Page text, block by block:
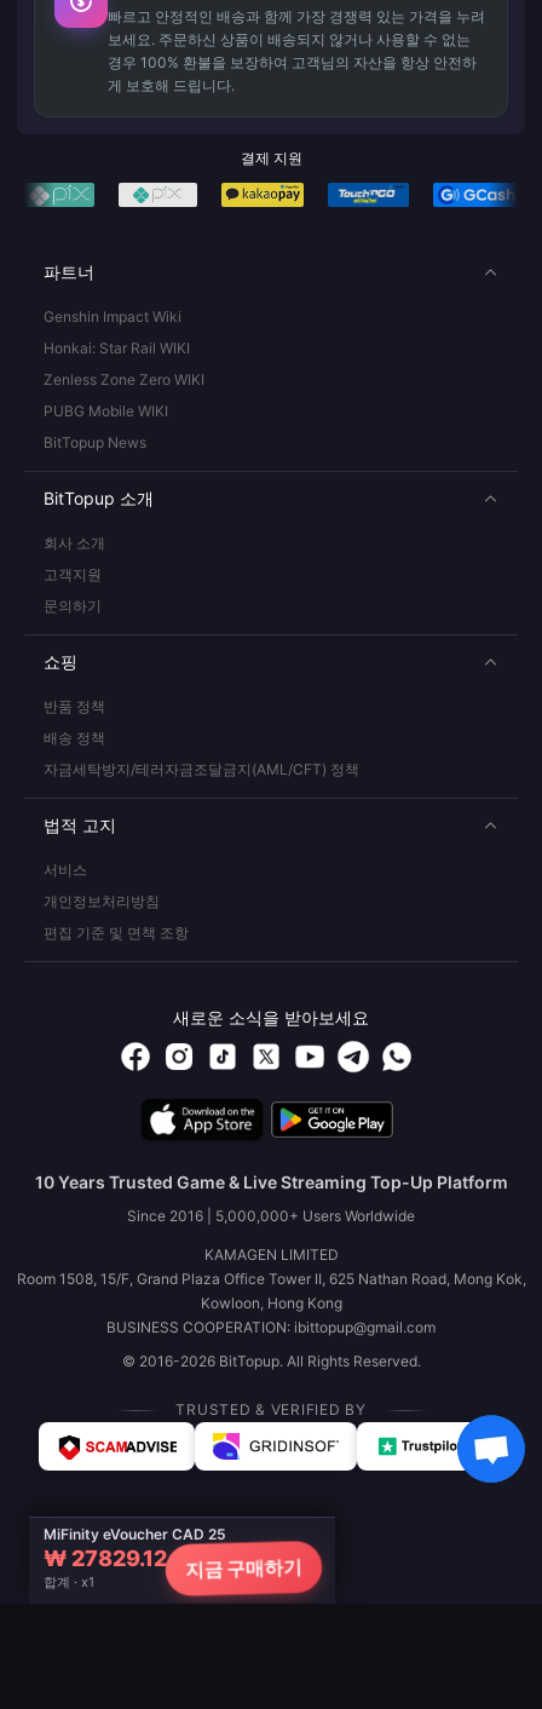
MiFinity eVoucher CAD 25
₩ 27829.12
합계 · x1
지금 구매하기
빠르고 안정적인 배송과 함께 가장 경쟁력 있는 가격을 누려
보세요. 주문하신 상품이 배송되지 않거나 사용할 수 없는
경우 100% 환불을 보장하여 고객님의 자산을 항상 안전하
게 보호해 드립니다.
결제 지원
파트너
Genshin Impact Wiki
Honkai: Star Rail WIKI
Zenless Zone Zero WIKI
PUBG Mobile WIKI
BitTopup News
BitTopup 소개
회사 소개
고객지원
문의하기
쇼핑
반품 정책
배송 정책
자금세탁방지/테러자금조달금지(AML/CFT) 정책
법적 고지
서비스
개인정보처리방침
편집 기준 및 면책 조항
새로운 소식을 받아보세요
10 Years Trusted Game & Live Streaming Top-Up Platform
Since 2016 | 5,000,000+ Users Worldwide
KAMAGEN LIMITED
Room 1508, 15/F, Grand Plaza Office Tower II, 625 Nathan Road, Mong Kok,
Kowloon, Hong Kong
BUSINESS COOPERATION: ibittopup@gmail.com
© 2016-2026 BitTopup. All Rights Reserved.
TRUSTED & VERIFIED BY